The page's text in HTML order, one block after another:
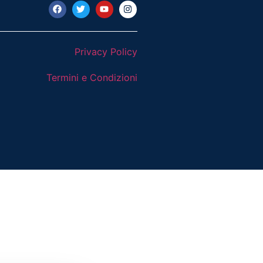
Privacy Policy
Termini e Condizioni